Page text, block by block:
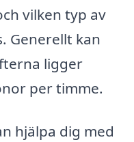
vilken typ av
Generellt kan
ligger
per timme.
hjälpa dig med